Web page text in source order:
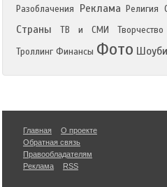
Разоблачения
Реклама Религия
Страны
ТВ и СМИ Творчество
Троллинг Финансы Фото
Главная
О проекте
Обратная связь
Правообладателям
Реклама
RSS